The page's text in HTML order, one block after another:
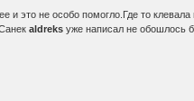
это не особо помогло.Где то
aldreks уже написал не обошлось